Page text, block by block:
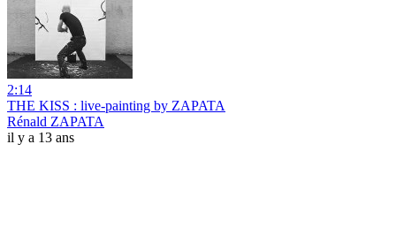
2:14
THE KISS : live-painting by ZAPATA
Rénald ZAPATA
il y a 13 ans